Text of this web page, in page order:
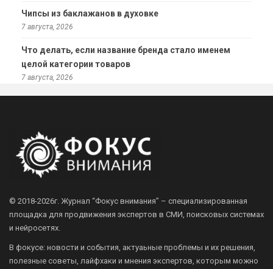
Чипсы из баклажанов в духовке
7 августа, 2026
Что делать, если название бренда стало именем
целой категории товаров
7 августа, 2026
© 2018-2026г. Журнал “Фокус внимания” – специализированная
площадка для продвижения экспертов в СМИ, поисковых системах
и нейросетях.
В фокусе: новости и события, актуаьные проблемы и их решения,
полезные советы, лайфхаки и мнения экспертов, которым можно